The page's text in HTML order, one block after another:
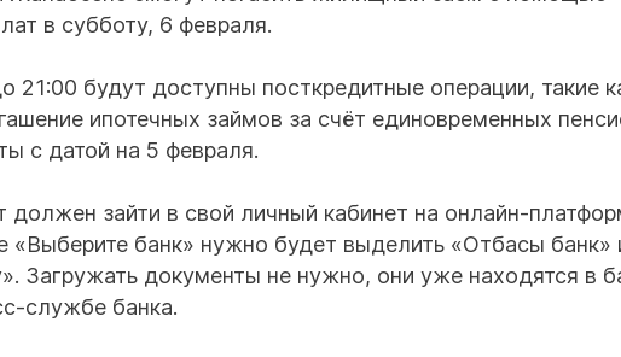
в субботу, 6 февраля.
21:00 будут доступны посткредитные операции, такие
ипотечных займов за счёт единовременных
с датой на 5 февраля.
зайти в свой личный кабинет на онлайн-
«Выберите банк» нужно будет выделить «Отбасы банк»
Загружать документы не нужно, они уже находятся в
службе банка.